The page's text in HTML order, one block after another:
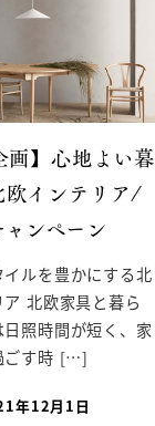
画】心地よい暮
欧インテリア/
ャンペーン
イルを豊かにする北
北欧家具と暮ら
日照時間が短く、家
ごす時 […]
年12月1日